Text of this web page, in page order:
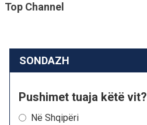
Top Channel
SONDAZH
Pushimet tuaja këtë vit?
Në Shqipëri